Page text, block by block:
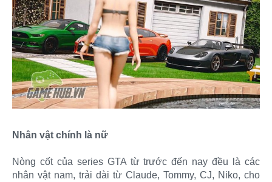
Nhân vật chính là nữ
Nòng cốt của series GTA từ trước đến nay đều là các
nhân vật nam, trải dài từ Claude, Tommy, CJ, Niko, cho